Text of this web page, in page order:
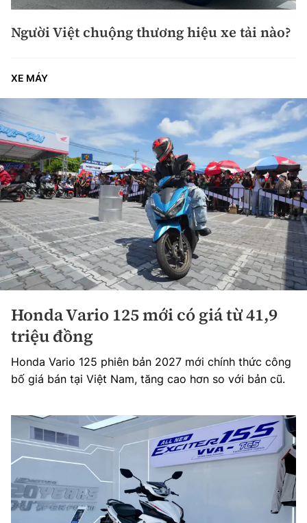
Người Việt chuộng thương hiệu xe tải nào?
XE MÁY
Honda Vario 125 mới có giá từ 41,9
triệu đồng
Honda Vario 125 phiên bản 2027 mới chính thức công
bố giá bán tại Việt Nam, tăng cao hơn so với bản cũ.